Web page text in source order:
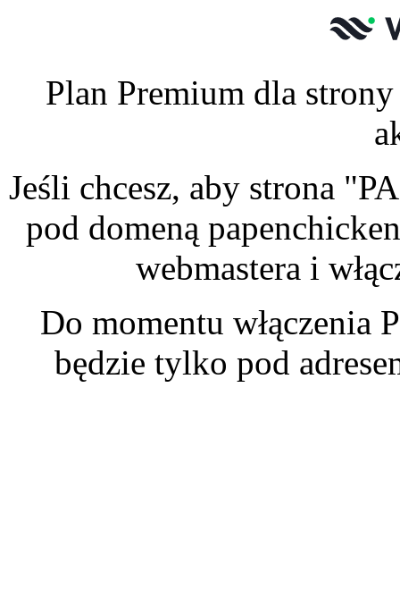
Plan Premium dla
Jeśli chcesz, aby strona
pod domeną
webmastera i
Do momentu włączenia
będzie tylko pod